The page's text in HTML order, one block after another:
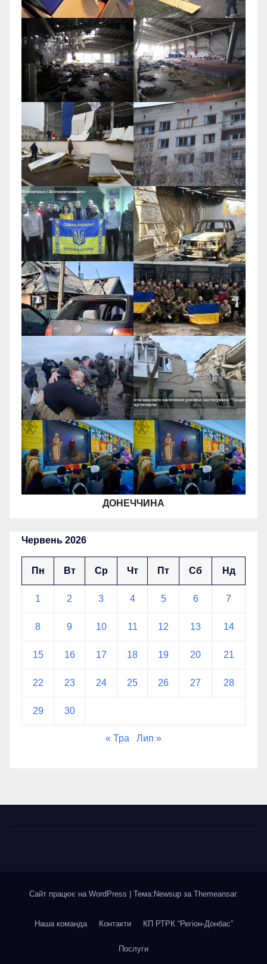
ДОНЕЧЧИНА
Червень 2026
Пн Вт Ср Чт Пт Сб Нд
1 2 3 4 5 6 7
8 9 10 11 12 13 14
15 16 17 18 19 20 21
22 23 24 25 26 27 28
29 30
« Тра Лип »
Сайт працює на WordPress Тема:Newsup за Themeansar.
Наша команда Контакти КП РТРК “Регіон-Донбас”
Послуги